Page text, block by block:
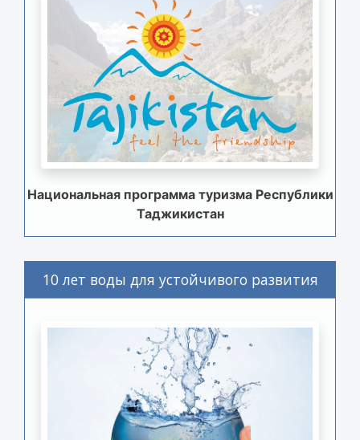
Национальная программа туризма Республики
Таджикистан
10 лет воды для устойчивого развития